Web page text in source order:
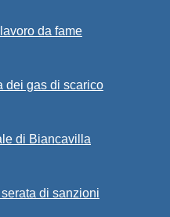
da fame
dei gas di scarico
di Biancavilla
di sanzioni